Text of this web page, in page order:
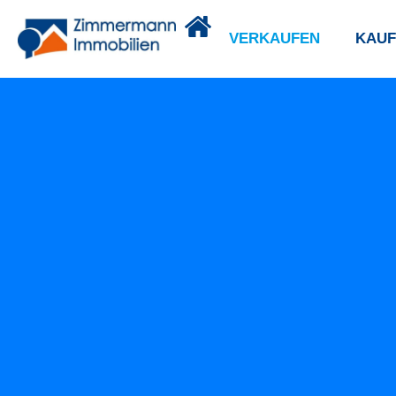
VERKAUFEN